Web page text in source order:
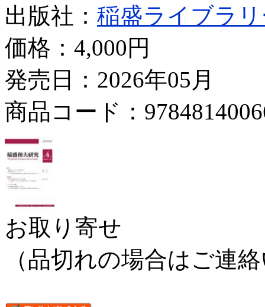
出版社： 稲盛ライブラ
価格： 4,000円
発売日：2026年05月
商品コード：
お取り寄せ
（品切れの場合はご連